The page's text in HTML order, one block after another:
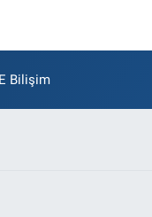
Bilişim